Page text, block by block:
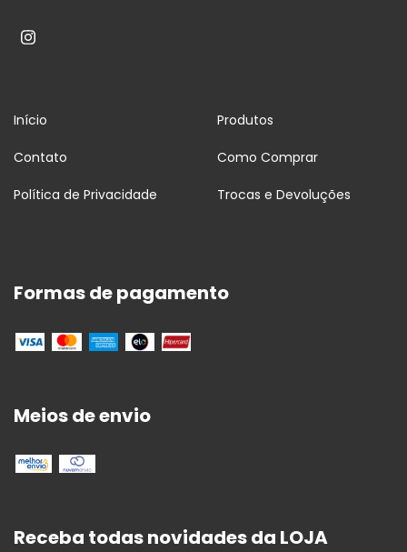
Início Produtos
Contato Como Comprar
Política de Privacidade Trocas e Devoluções
Formas de pagamento
Meios de envio
Receba todas novidades da LOJA